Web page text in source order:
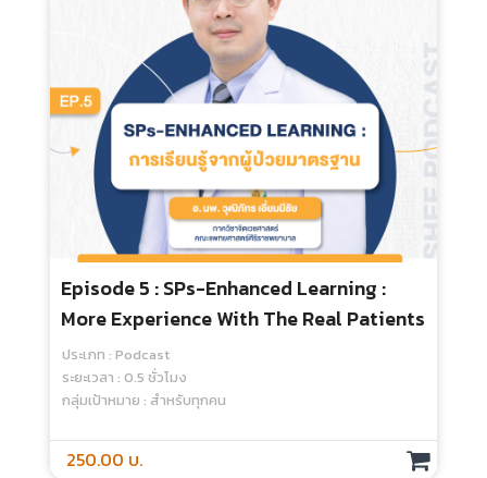
Episode 5 : SPs-Enhanced Learning :
More Experience With The Real Patients
ประเภท : Podcast
ระยะเวลา : 0.5 ชั่วโมง
กลุ่มเป้าหมาย : สำหรับทุกคน
250.00 บ.